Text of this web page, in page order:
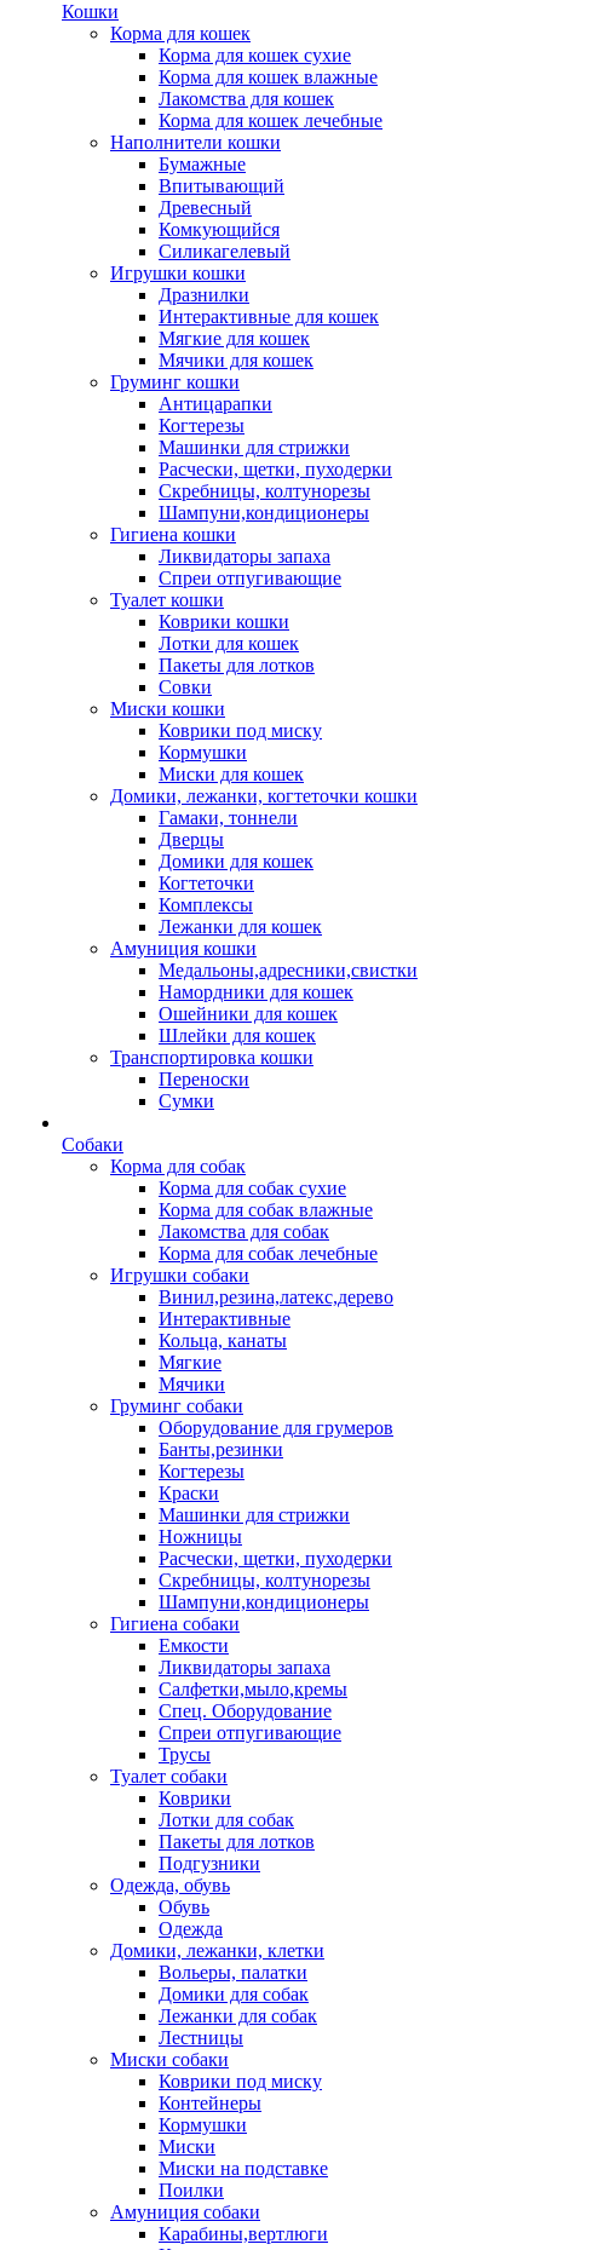
Кошки
Корма для кошек
Корма для кошек сухие
Корма для кошек влажные
Лакомства для кошек
Корма для кошек лечебные
Наполнители кошки
Бумажные
Впитывающий
Древесный
Комкующийся
Силикагелевый
Игрушки кошки
Дразнилки
Интерактивные для кошек
Мягкие для кошек
Мячики для кошек
Груминг кошки
Антицарапки
Когтерезы
Машинки для стрижки
Расчески, щетки, пуходерки
Скребницы, колтунорезы
Шампуни,кондиционеры
Гигиена кошки
Ликвидаторы запаха
Спреи отпугивающие
Туалет кошки
Коврики кошки
Лотки для кошек
Пакеты для лотков
Совки
Миски кошки
Коврики под миску
Кормушки
Миски для кошек
Домики, лежанки, когтеточки кошки
Гамаки, тоннели
Дверцы
Домики для кошек
Когтеточки
Комплексы
Лежанки для кошек
Амуниция кошки
Медальоны,адресники,свистки
Намордники для кошек
Ошейники для кошек
Шлейки для кошек
Транспортировка кошки
Переноски
Сумки
Собаки
Корма для собак
Корма для собак сухие
Корма для собак влажные
Лакомства для собак
Корма для собак лечебные
Игрушки собаки
Винил,резина,латекс,дерево
Интерактивные
Кольца, канаты
Мягкие
Мячики
Груминг собаки
Оборудование для грумеров
Банты,резинки
Когтерезы
Краски
Машинки для стрижки
Ножницы
Расчески, щетки, пуходерки
Скребницы, колтунорезы
Шампуни,кондиционеры
Гигиена собаки
Емкости
Ликвидаторы запаха
Салфетки,мыло,кремы
Спец. Оборудование
Спреи отпугивающие
Трусы
Туалет собаки
Коврики
Лотки для собак
Пакеты для лотков
Подгузники
Одежда, обувь
Обувь
Одежда
Домики, лежанки, клетки
Вольеры, палатки
Домики для собак
Лежанки для собак
Лестницы
Миски собаки
Коврики под миску
Контейнеры
Кормушки
Миски
Миски на подставке
Поилки
Амуниция собаки
Карабины,вертлюги